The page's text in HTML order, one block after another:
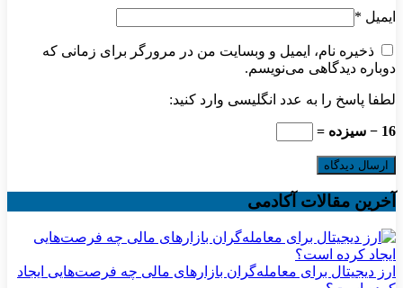
ایمیل *
ذخیره نام، ایمیل و وبسایت من در مرورگر برای زمانی که
دوباره دیدگاهی می‌نویسم.
لطفا پاسخ را به عدد انگلیسی وارد کنید:
16 − سیزده =
آخرین مقالات آکادمی
ارز دیجیتال برای معامله‌گران بازارهای مالی چه فرصت‌هایی ایجاد